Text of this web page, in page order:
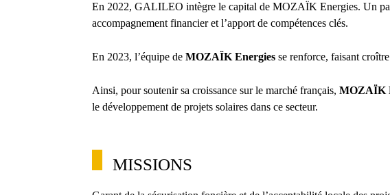
En 2022, GALILEO intègre le capital de MOZAÏK Energies. Un
accompagnement financier et l’apport de compétences clés.
En 2023, l’équipe deMOZAÏK Energies se renforce, faisant
Ainsi, pour soutenir sa croissance sur le marché français,MOZAÏK
le développement de projets solaires dans ce secteur.
MISSIONS